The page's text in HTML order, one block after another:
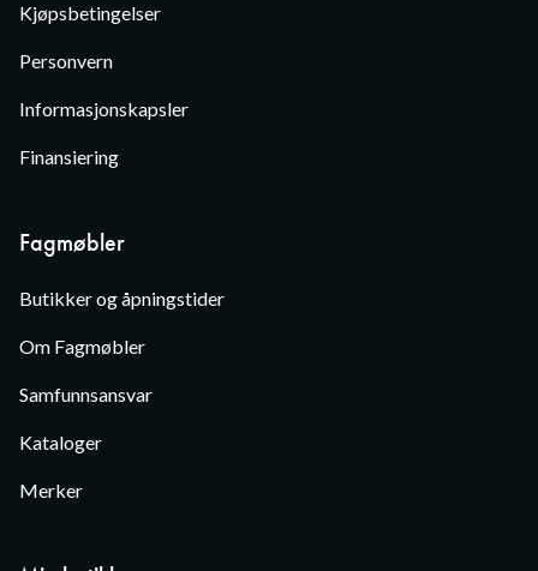
Kjøpsbetingelser
Personvern
Informasjonskapsler
Finansiering
Fagmøbler
Butikker og åpningstider
Om Fagmøbler
Samfunnsansvar
Kataloger
Merker